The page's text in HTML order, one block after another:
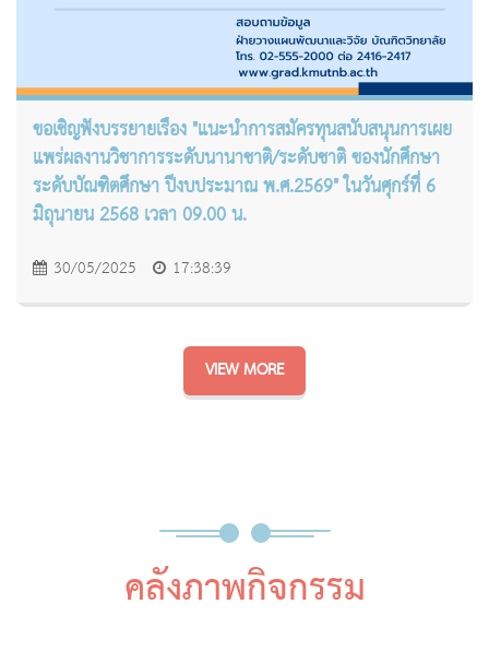
ขอเชิญฟังบรรยายเรื่อง "แนะนำการสมัครทุนสนับสนุนการเผย
แพร่ผลงานวิชาการระดับนานาชาติ/ระดับชาติ ของนักศึกษา
ระดับบัณฑิตศึกษา ปีงบประมาณ พ.ศ.2569" ในวันศุกร์ที่ 6
มิถุนายน 2568 เวลา 09.00 น.
30/05/2025 17:38:39
VIEW MORE
คลังภาพกิจกรรม